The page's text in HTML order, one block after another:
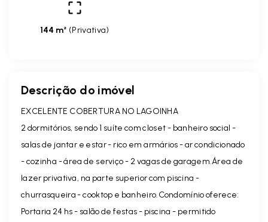
144 m² (Privativa)
Descrição do imóvel
EXCELENTE COBERTURA NO LAGOINHA
2 dormitórios, sendo 1 suíte com closet - banheiro social -
salas de jantar e estar - rico em armários - ar condicionado
- cozinha - área de serviço - 2 vagas de garagem.Área de
lazer privativa, na parte superior com piscina -
churrasqueira - cooktop e banheiro.Condomínio oferece:
Portaria 24 hs - salão de festas - piscina - permitido